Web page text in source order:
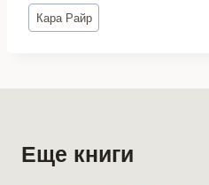
Метки
записи:
Кара Райр
Еще книги